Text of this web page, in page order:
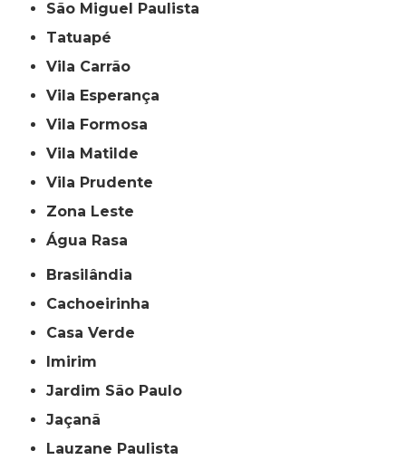
São Miguel Paulista
Tatuapé
Vila Carrão
Vila Esperança
Vila Formosa
Vila Matilde
Vila Prudente
Zona Leste
Água Rasa
Brasilândia
Cachoeirinha
Casa Verde
Imirim
Jardim São Paulo
Jaçanã
Lauzane Paulista